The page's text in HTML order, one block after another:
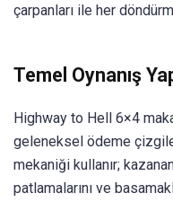
çarpanları ile her
Temel Oynanış
Highway to Hell 6×4
geleneksel ödeme
mekaniği kullanır;
patlamalarını ve